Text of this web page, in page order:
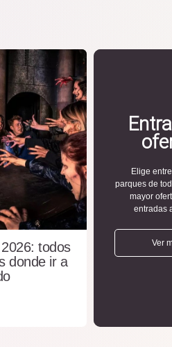
todos
donde ir a
Elige
parques de
mayor
entradas
Ver